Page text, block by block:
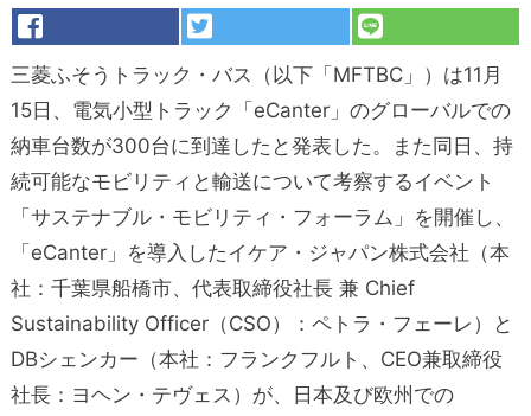
三菱ふそうトラック・バス（以下「MFTBC」）は11月
15日、電気小型トラック「eCanter」のグローバルでの
納車台数が300台に到達したと発表した。また同日、持
続可能なモビリティと輸送について考察するイベント
「サステナブル・モビリティ・フォーラム」を開催し、
「eCanter」を導入したイケア・ジャパン株式会社（本
社：千葉県船橋市、代表取締役社長 兼 Chief
Sustainability Officer（CSO）：ペトラ・フェーレ）と
DBシェンカー（本社：フランクフルト、CEO兼取締役
社長：ヨヘン・テヴェス）が、日本及び欧州での